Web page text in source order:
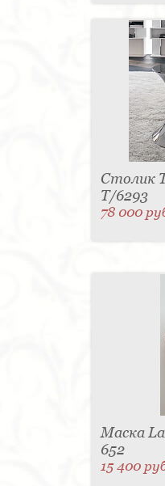
Столик
T/6293
78 000
Маска
652
15 400